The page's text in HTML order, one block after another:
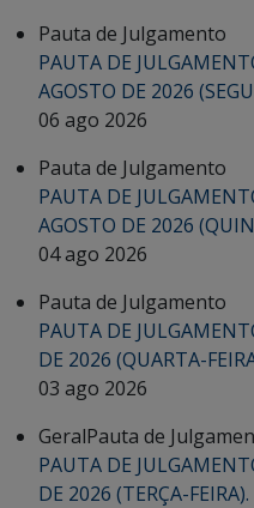
Pauta de Julgamento
PAUTA DE
AGOSTO DE 2026
06 ago 2026
Pauta de Julgamento
PAUTA DE
AGOSTO DE 2026
04 ago 2026
Pauta de Julgamento
PAUTA DE
DE 2026 (QUARTA-
03 ago 2026
GeralPauta de
PAUTA DE
DE 2026 (TERÇA-FEIRA).